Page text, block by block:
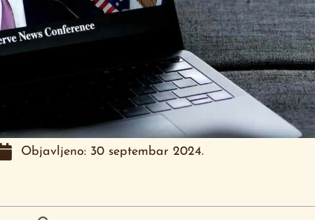
Objavljeno: 30 septembar 2024.